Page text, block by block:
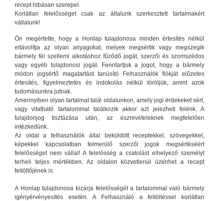
recept hibásan szerepel.
Korlátlan felelősséget csak az általunk szerkesztett tartalmakért
vállalunk!
Ön megértette, hogy a Honlap tulajdonosa minden értesítés nélkül
eltávolítja az olyan anyagokat, melyek megsértik vagy megszegik
bármely fél szellemi alkotáshoz fűződő jogát, szerzői és szomszédos
vagy egyéb tulajdonosi jogát. Fenntartjuk a jogot, hogy a bármely
módon jogsértő magatartást tanúsító Felhasználók fiókját előzetes
értesítés, figyelmeztetés és indokolás nélkül töröljük, amint azok
tudomásunkra jutnak.
Amennyiben olyan tartalmat talál oldalunkon, amely jogi érdekeket sért,
vagy vitatható tartalommal találkozik akkor azt jelezheti felénk. A
tulajdonjog tisztázása után, az észrevételeknek megfelelően
intézkedünk.
Az oldal a felhasználók által beküldött receptekkel, szövegekkel,
képekkel kapcsolatban felmerülő szerzői jogok megsértéséért
felelősséget nem vállal! A felelősség a csatolást elhelyező személyt
terheli teljes mértékben. Az oldalon közvetlenül üzenhet a recept
feltöltőjének is.
A Honlap tulajdonosa kizárja felelősségét a tartalommal való bármely
igényérvényesítés esetén. A Felhasználó a feltöltéssel korlátlan